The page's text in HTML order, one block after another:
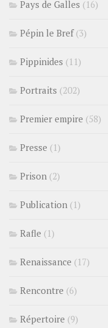
Pays de Galles (16)
Pépin le Bref(3)
Pippinides (11)
Portraits (202)
Premier empire (58)
Presse (1)
Prison (2)
Publication (1)
Rafle (1)
Renaissance (17)
Rencontre (6)
Répertoire (9)